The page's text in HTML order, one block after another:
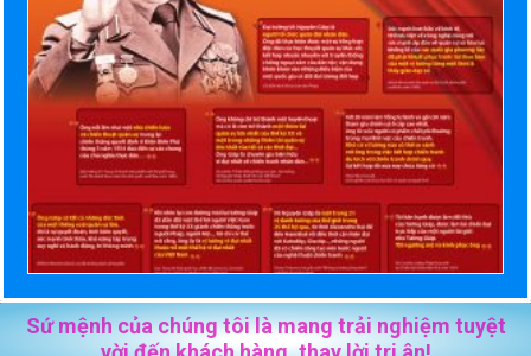
Sứ mệnh của chúng tôi là mang trải nghiệm tuyệt